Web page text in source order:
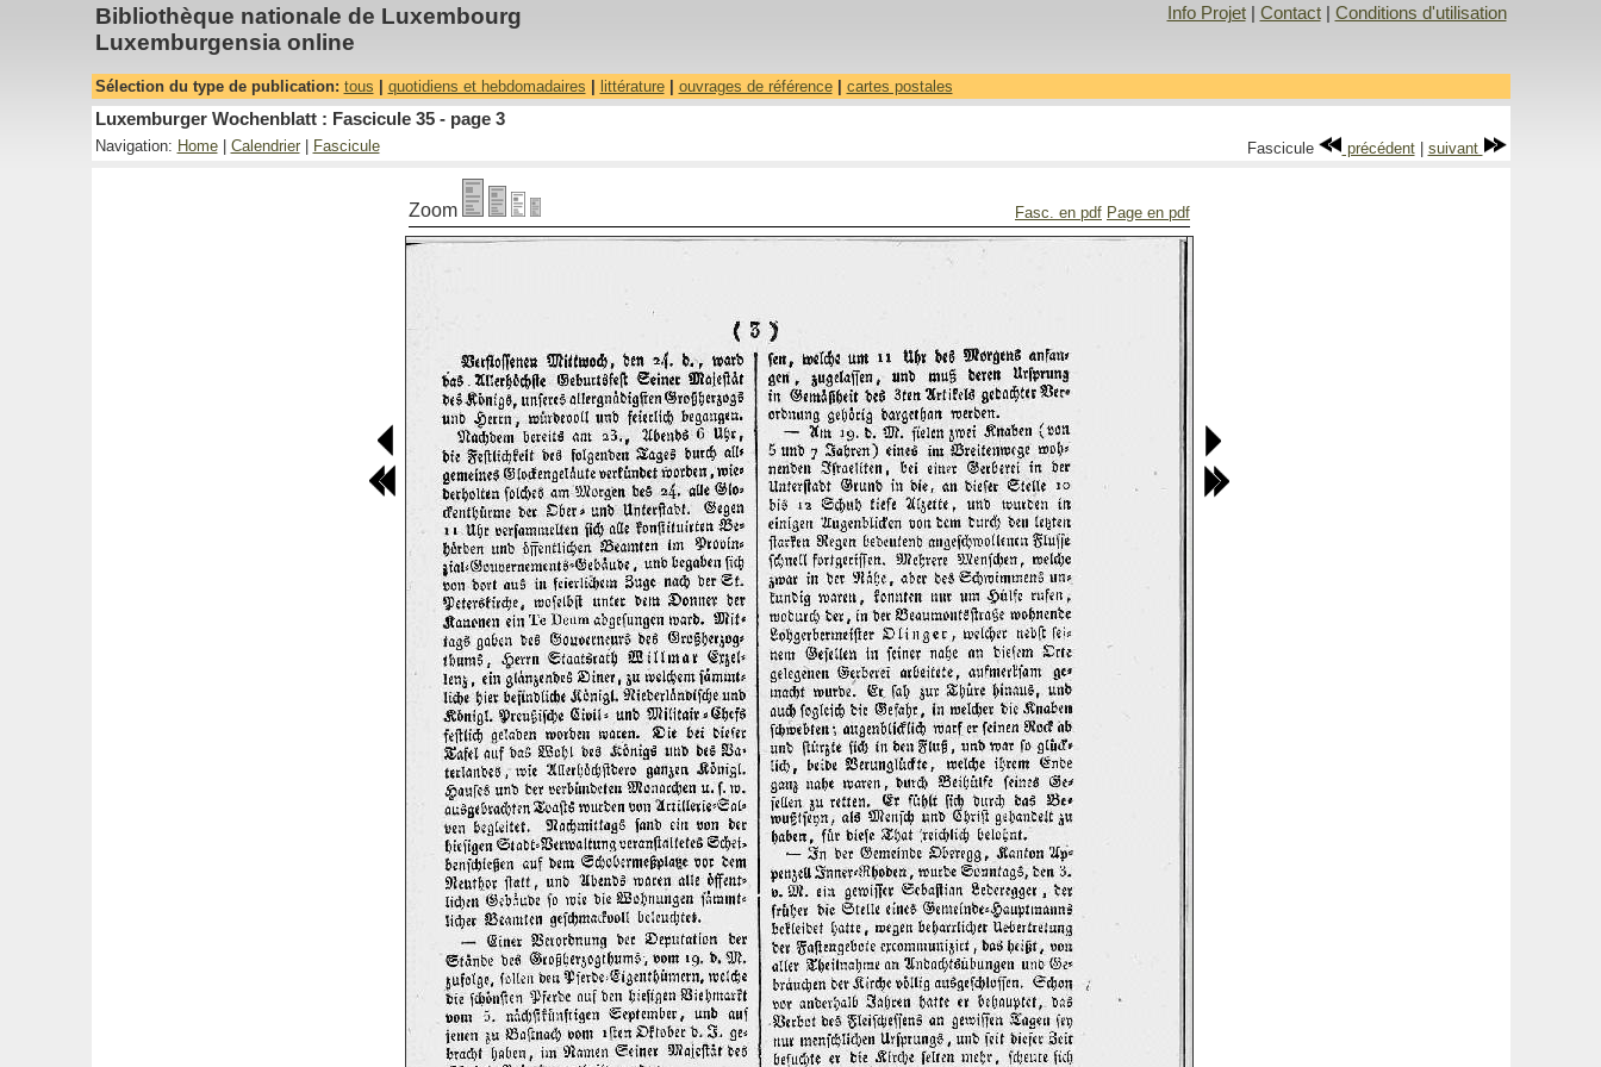
Bibliothèque nationale de Luxembourg
Luxemburgensia online
Info Projet| Contact| Conditions d'utilisation
Sélection du type de publication: tous quotidiens et hebdomadaires littérature| ouvrages de référence| cartes postales
Luxemburger Wochenblatt : Fascicule 35 - page 3
Navigation: Home| Calendrier| Fascicule Fascicule précédent| suivant
Zoom Fasc. en pdf Page en pdf